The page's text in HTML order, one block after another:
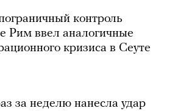
контроль
Рим ввел аналогичные
кризиса в Сеуте
за неделю нанесла удар